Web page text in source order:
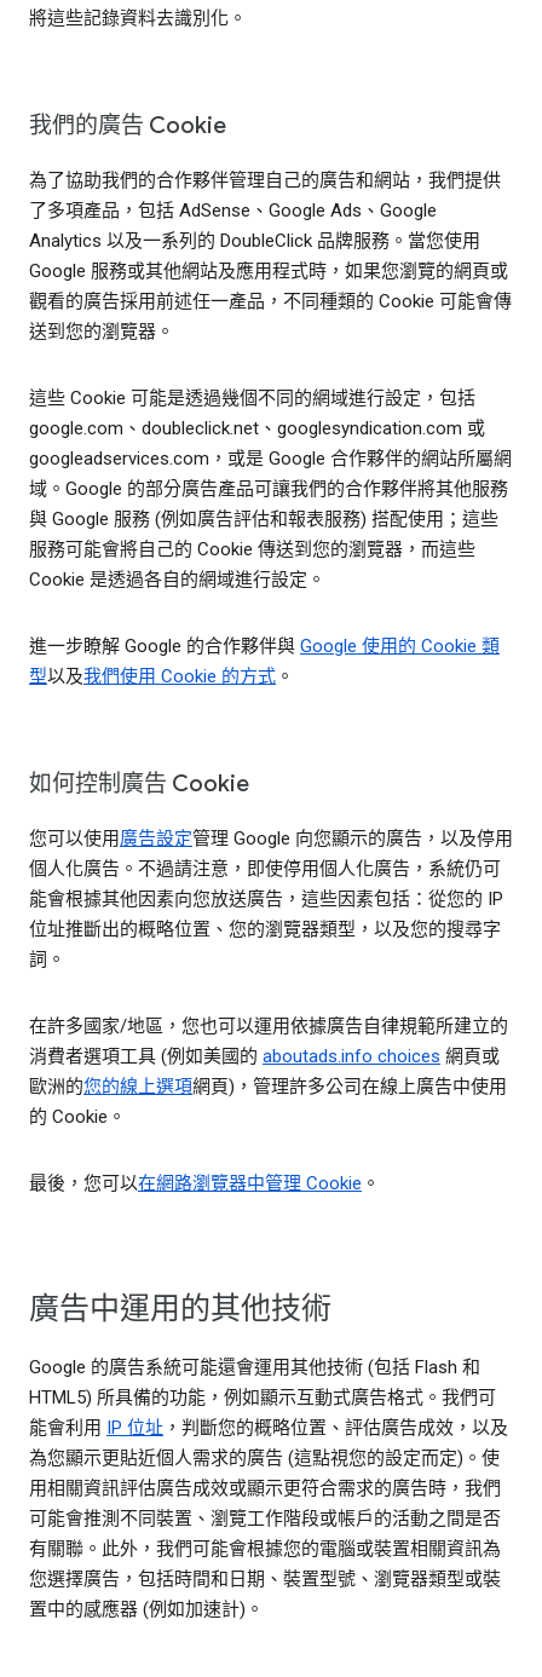
將這些記錄資料去識別化。
我們的廣告 Cookie
為了協助我們的合作夥伴管理自己的廣告和網站，我們提供
了多項產品，包括 AdSense、Google Ads、Google
Analytics 以及一系列的 DoubleClick 品牌服務。當您使用
Google 服務或其他網站及應用程式時，如果您瀏覽的網頁或
觀看的廣告採用前述任一產品，不同種類的 Cookie 可能會傳
送到您的瀏覽器。
這些 Cookie 可能是透過幾個不同的網域進行設定，包括
google.com、doubleclick.net、googlesyndication.com 或
googleadservices.com，或是 Google 合作夥伴的網站所屬網
域。Google 的部分廣告產品可讓我們的合作夥伴將其他服務
與 Google 服務 (例如廣告評估和報表服務) 搭配使用；這些
服務可能會將自己的 Cookie 傳送到您的瀏覽器，而這些
Cookie 是透過各自的網域進行設定。
進一步瞭解 Google 的合作夥伴與 Google 使用的 Cookie 類
型以及我們使用 Cookie 的方式 。
如何控制廣告 Cookie
您可以使用廣告設定管理 Google 向您顯示的廣告，以及停用
個人化廣告。不過請注意，即使停用個人化廣告，系統仍可
能會根據其他因素向您放送廣告，這些因素包括：從您的 IP
位址推斷出的概略位置、您的瀏覽器類型，以及您的搜尋字
詞。
在許多國家/地區，您也可以運用依據廣告自律規範所建立的
消費者選項工具 (例如美國的 aboutads.info choices 網頁或
歐洲的您的線上選項網頁)，管理許多公司在線上廣告中使用
的 Cookie。
最後，您可以在網路瀏覽器中管理 Cookie 。
廣告中運用的其他技術
Google 的廣告系統可能還會運用其他技術 (包括 Flash 和
HTML5) 所具備的功能，例如顯示互動式廣告格式。我們可
能會利用 IP 位址 ，判斷您的概略位置、評估廣告成效，以及
為您顯示更貼近個人需求的廣告 (這點視您的設定而定)。使
用相關資訊評估廣告成效或顯示更符合需求的廣告時，我們
可能會推測不同裝置、瀏覽工作階段或帳戶的活動之間是否
有關聯。此外，我們可能會根據您的電腦或裝置相關資訊為
您選擇廣告，包括時間和日期、裝置型號、瀏覽器類型或裝
置中的感應器 (例如加速計)。